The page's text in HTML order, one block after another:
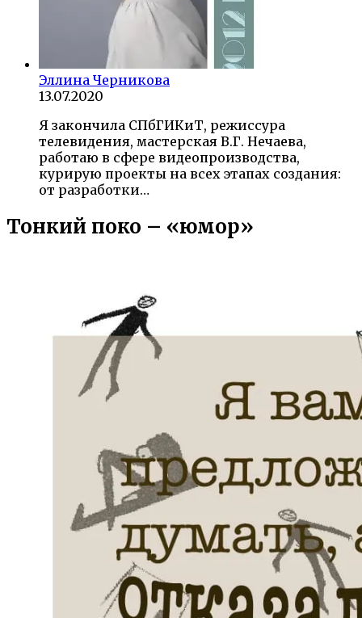
Эллина Черникова
13.07.2020
Я закончила СПбГИКиТ, режиссура
телевидения, мастерская В.Г. Нечаева,
работаю в сфере видеопроизводства,
курирую проекты на всех этапах создания:
от разработки…
Тонкий поко – «юмор»